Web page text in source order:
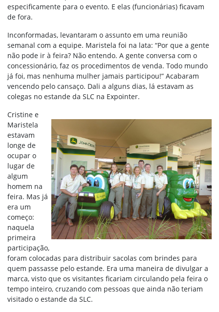
especificamente para o evento. E elas (funcionárias) ficavam
de fora.
Inconformadas, levantaram o assunto em uma reunião
semanal com a equipe. Maristela foi na lata: “Por que a gente
não pode ir à feira? Não entendo. A gente conversa com o
concessionário, faz os procedimentos de venda. Todo mundo
já foi, mas nenhuma mulher jamais participou!” Acabaram
vencendo pelo cansaço. Dali a alguns dias, lá estavam as
colegas no estande da SLC na Expointer.
Cristine e
Maristela
estavam
longe de
ocupar o
lugar de
algum
homem na
feira. Mas já
era um
começo:
naquela
primeira
participação,
foram colocadas para distribuir sacolas com brindes para
quem passasse pelo estande. Era uma maneira de divulgar a
marca, visto que os visitantes ficariam circulando pela feira o
tempo inteiro, cruzando com pessoas que ainda não teriam
visitado o estande da SLC.